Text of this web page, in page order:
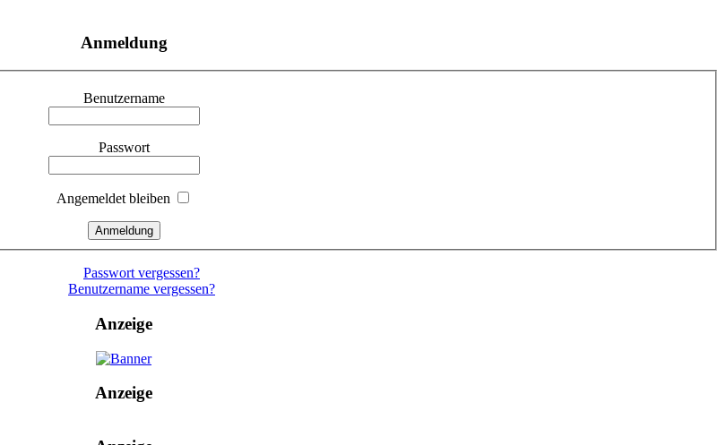
Anmeldung
Benutzername
Passwort
Angemeldet bleiben
Passwort vergessen?
Benutzername vergessen?
Anzeige
Anzeige